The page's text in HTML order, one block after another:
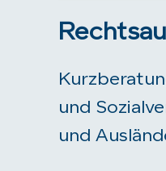
und
und